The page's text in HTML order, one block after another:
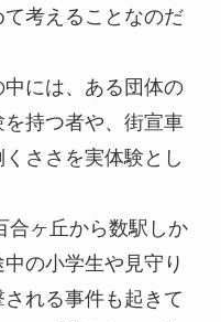
考えることなのだ
には、ある団体の
持つ者や、街宣車
ささを実体験とし
合ヶ丘から数駅しか
の小学生や見守り
れる事件も起きて